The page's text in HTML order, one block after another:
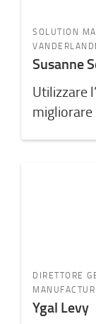
SOLUTION
Susanne
Utilizzare
migliorare
DIRETTORE
Ygal Levy